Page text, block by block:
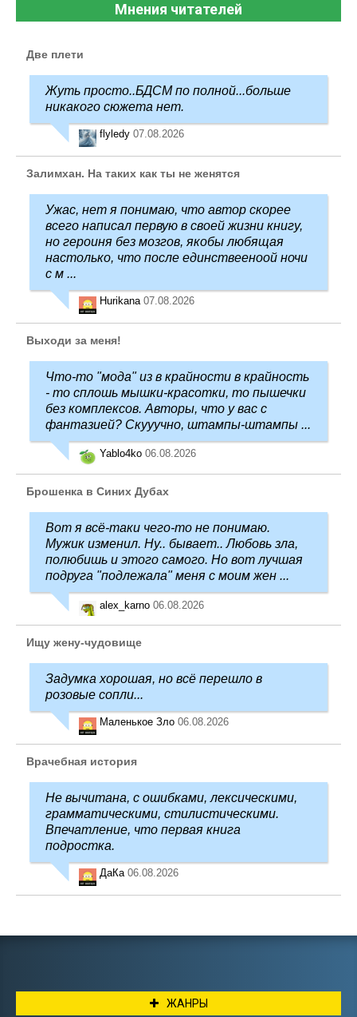
Мнения читателей
Две плети
Жуть просто..БДСМ по полной...больше
никакого сюжета нет.
flyledy 07.08.2026
Залимхан. На таких как ты не женятся
Ужас, нет я понимаю, что автор скорее
всего написал первую в своей жизни книгу,
но героиня без мозгов, якобы любящая
настолько, что после единствееноой ночи
с м ...
Hurikana 07.08.2026
Выходи за меня!
Что-то "мода" из в крайности в крайность
- то сплошь мышки-красотки, то пышечки
без комплексов. Авторы, что у вас с
фантазией? Скууучно, штампы-штампы ...
Yablo4ko 06.08.2026
Брошенка в Синих Дубах
Вот я всё-таки чего-то не понимаю.
Мужик изменил. Ну.. бывает.. Любовь зла,
полюбишь и этого самого. Но вот лучшая
подруга "подлежала" меня с моим жен ...
alex_karno 06.08.2026
Ищу жену-чудовище
Задумка хорошая, но всё перешло в
розовые сопли...
Маленькое Зло 06.08.2026
Врачебная история
Не вычитана, с ошибками, лексическими,
грамматическими, стилистическими.
Впечатление, что первая книга
подростка.
ДаКа 06.08.2026
ЖАНРЫ